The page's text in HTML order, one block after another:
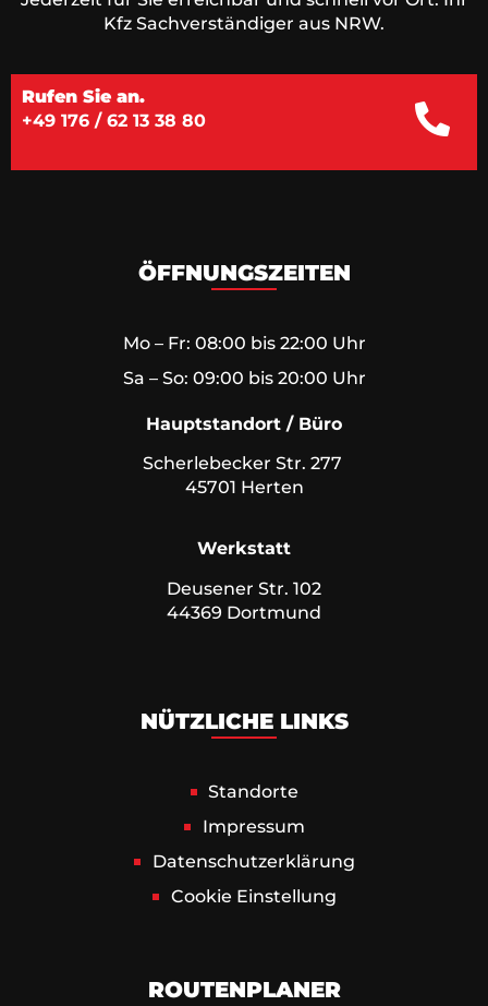
Kfz Sachverständiger aus NRW.
Rufen Sie an.
+49 176 / 62 13 38 80
ÖFFNUNGSZEITEN
Mo – Fr: 08:00 bis 22:00 Uhr
Sa – So: 09:00 bis 20:00 Uhr
Hauptstandort / Büro
Scherlebecker Str. 277
45701 Herten
Werkstatt
Deusener Str. 102
44369 Dortmund
NÜTZLICHE LINKS
Standorte
Impressum
Datenschutz­erklärung
Cookie Einstellung
ROUTENPLANER